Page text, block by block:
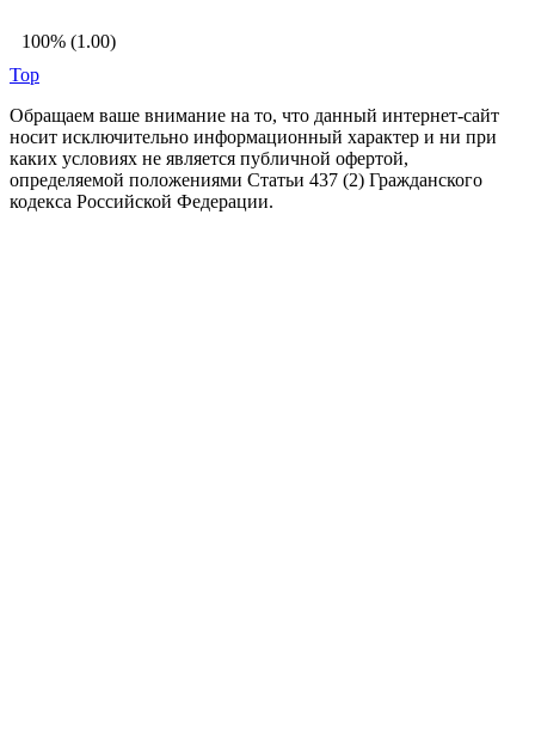
100% (1.00)
Top
Обращаем ваше внимание на то, что данный интернет-сайт
носит исключительно информационный характер и ни при
каких условиях не является публичной офертой,
определяемой положениями Статьи 437 (2) Гражданского
кодекса Российской Федерации.